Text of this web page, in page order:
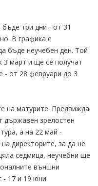
три дни - от 31
В графика е
бъде неучебен ден. Той
3 март и ще се получат
- от 28 февруари до 3
на матурите. Предвижда
държавен зрелостен
а на 22 май -
директорите, за да не
седмица, неучебни ще
външни
- 17 и 19 юни.